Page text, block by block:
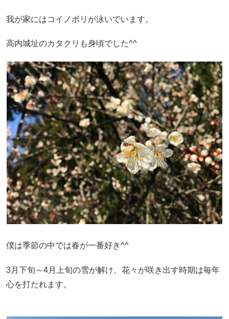
我が家にはコイノボリが泳いでいます。
高内城址のカタクリも身頃でした^^
僕は季節の中では春が一番好き^^
3月下旬～4月上旬の雪が解け、花々が咲き出す時期は毎年
心を打たれます。